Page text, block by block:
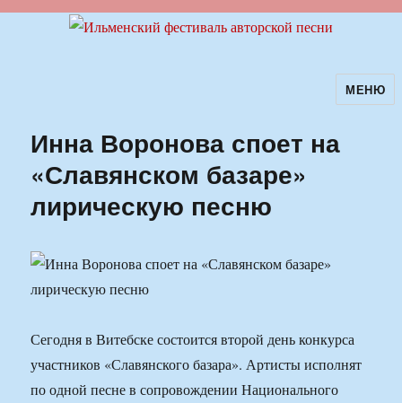
Ильменский фестиваль авторскойМЕНЮ
Инна Воронова споет на
«Славянском базаре»
лирическую песню
Сегодня в Витебске состоится второй день конкурса
участников «Славянского базара». Артисты исполнят
по одной песне в сопровождении Национального